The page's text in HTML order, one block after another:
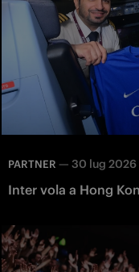
PARTNER — 30 lug 2026
Inter vola a Hong